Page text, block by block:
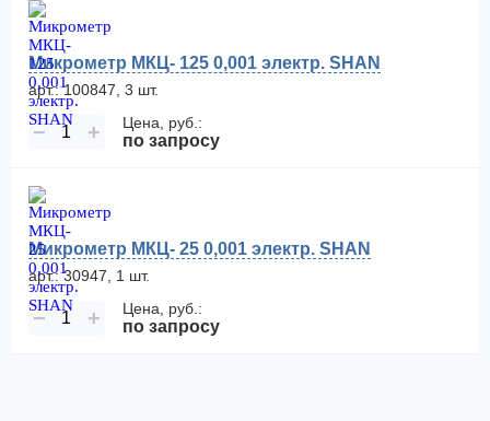
Микрометр МКЦ- 125 0,001 электр. SHAN
арт.: 100847, 3 шт.
− + Цена, руб.:
по запросу
Микрометр МКЦ- 25 0,001 электр. SHAN
арт.: 30947, 1 шт.
− + Цена, руб.:
по запросу